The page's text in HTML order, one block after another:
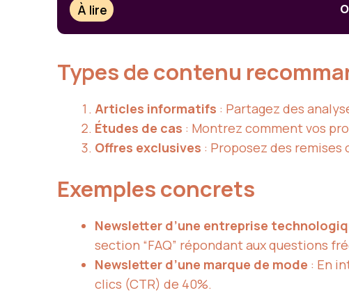
À lire
Types de contenu
Articles informatifs : Partagez des
Études de cas : Montrez comment vos
Offres exclusives : Proposez des
Exemples concrets
Newsletter d’une entreprise
section “FAQ” répondant aux questions
Newsletter d’une marque de mode : En
clics (CTR) de 40%.